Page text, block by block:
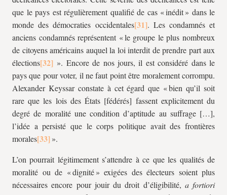
que le pays est régulièrement qualifié de cas « inédit » dans le
monde des démocraties occidentales
. Les condamnés et
anciens condamnés représentent « le groupe le plus nombreux
de citoyens américains auquel la loi interdit de prendre part aux
élections
». Encore de nos jours, il est considéré dans le
pays que pour voter, il ne faut point être moralement corrompu.
Alexander Keyssar constate à cet égard que « bien qu’il soit
rare que les lois des États [fédérés] fassent explicitement du
degré de moralité une condition d’aptitude au suffrage […],
l’idée a persisté que le corps politique avait des frontières
morales
».
L’on pourrait légitimement s’attendre à ce que les qualités de
moralité ou de « dignité » exigées des électeurs soient plus
nécessaires encore pour jouir du droit d’éligibilité, a fortiori